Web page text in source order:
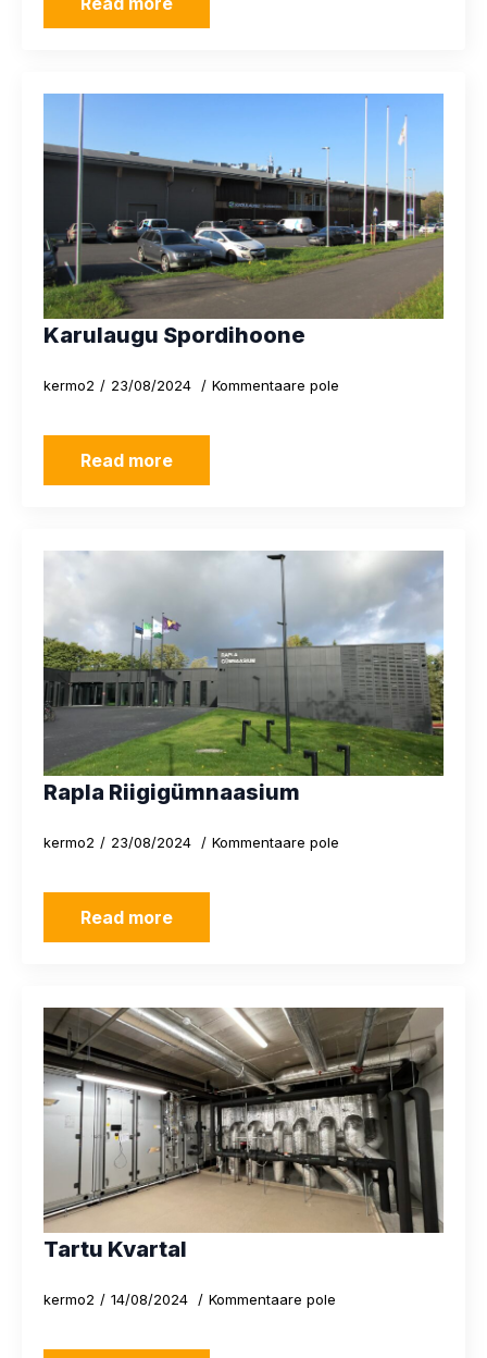
Karulaugu Spordihoone
kermo2 23/08/2024 Kommentaare pole
Read more
Rapla Riigigümnaasium
kermo2 23/08/2024 Kommentaare pole
Read more
Tartu Kvartal
kermo2 14/08/2024 Kommentaare pole